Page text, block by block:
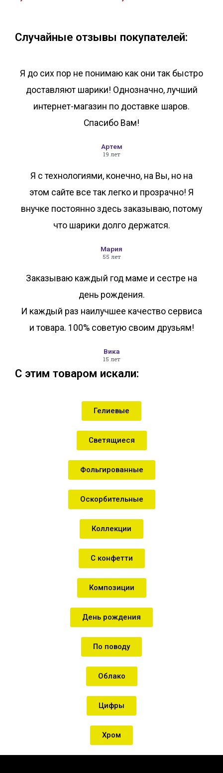
Случайные отзывы покупателей:
Я до сих пор не понимаю как они так быстро
доставляют шарики! Однозначно, лучший
интернет-магазин по доставке шаров.
Спасибо Вам!
Артем
19 лет
Я с технологиями, конечно, на Вы, но на
этом сайте все так легко и прозрачно! Я
внучке постоянно здесь заказываю, потому
что шарики долго держатся.
Мария
55 лет
Заказываю каждый год маме и сестре на
день рождения.
И каждый раз наилучшее качество сервиса
и товара. 100% советую своим друзьям!
Вика
15 лет
С этим товаром искали:
Гелиевые
Светящиеся
Фольгированные
Оскорбительные
Коллекции
С конфетти
Композиции
День рождения
По поводу
Облако
Цифры
Хром